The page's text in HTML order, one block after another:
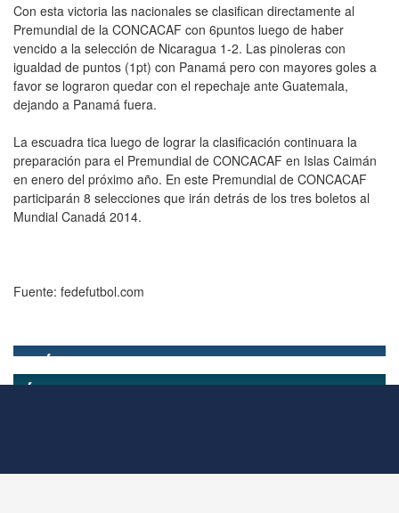
Con esta victoria las nacionales se clasifican directamente al
Premundial de la CONCACAF con 6puntos luego de haber
vencido a la selección de Nicaragua 1-2. Las pinoleras con
igualdad de puntos (1pt) con Panamá pero con mayores goles a
favor se lograron quedar con el repechaje ante Guatemala,
dejando a Panamá fuera.
La escuadra tica luego de lograr la clasificación continuara la
preparación para el Premundial de CONCACAF en Islas Caimán
en enero del próximo año. En este Premundial de CONCACAF
participarán 8 selecciones que irán detrás de los tres boletos al
Mundial Canadá 2014.
Fuente: fedefutbol.com